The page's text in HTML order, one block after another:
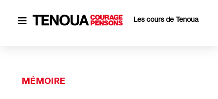
 Les cours de Tenoua
MÉMOIRE